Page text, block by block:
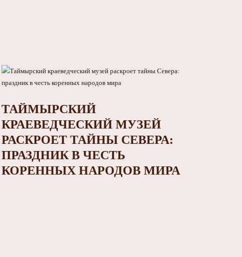
ТАЙМЫРСКИЙ
КРАЕВЕДЧЕСКИЙ МУЗЕЙ
РАСКРОЕТ ТАЙНЫ СЕВЕРА:
ПРАЗДНИК В ЧЕСТЬ
КОРЕННЫХ НАРОДОВ МИРА